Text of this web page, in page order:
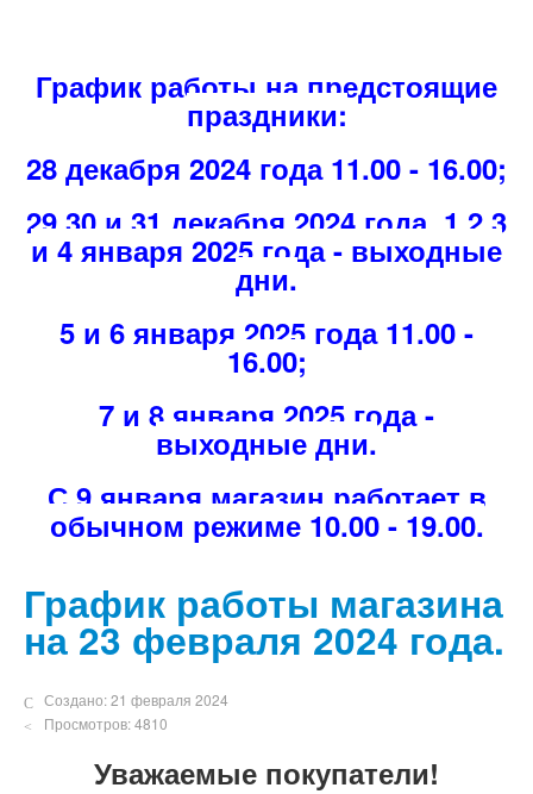
График работы на предстоящие
праздники:
28 декабря 2024 года 11.00 - 16.00;
29,30 и 31 декабря 2024 года, 1,2,3
и 4 января 2025 года - выходные
дни.
5 и 6 января 2025 года 11.00 -
16.00;
7 и 8 января 2025 года -
выходные дни.
С 9 января магазин работает в
обычном режиме 10.00 - 19.00.
График работы магазина
на 23 февраля 2024 года.
Создано: 21 февраля 2024
Просмотров: 4810
Уважаемые покупатели!